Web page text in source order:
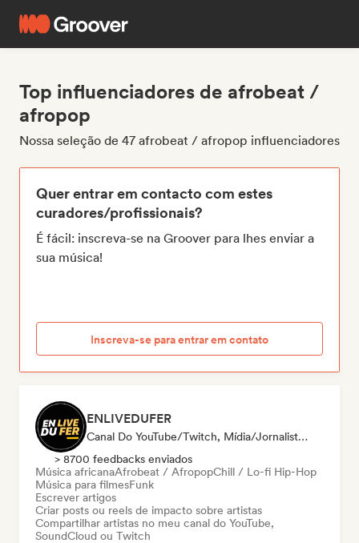
Top influenciadores de afrobeat /
afropop
Nossa seleção de 47 afrobeat / afropop influenciadores
Quer entrar em contacto com estes
curadores/profissionais?
É fácil: inscreva-se na Groover para lhes enviar a
sua música!
Inscreva-se para entrar em contato
ENLIVEDUFER
Canal Do YouTube/Twitch, Mídia/Jornalista, Influenciador
> 8700 feedbacks enviados
Música africanaAfrobeat / AfropopChill / Lo-fi Hip-Hop
Música para filmesFunk
Escrever artigos
Criar posts ou reels de impacto sobre artistas
Compartilhar artistas no meu canal do YouTube,
SoundCloud ou Twitch